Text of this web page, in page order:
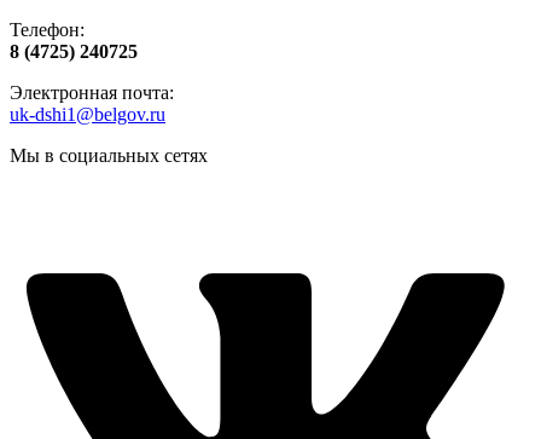
Телефон:
8 (4725) 240725
Электронная почта:
uk-dshi1@belgov.ru
Мы в социальных сетях